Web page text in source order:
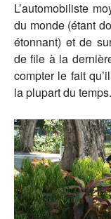
L’automobiliste
du monde (étant
étonnant) et de
de file à la
compter le fait
la plupart du temps.